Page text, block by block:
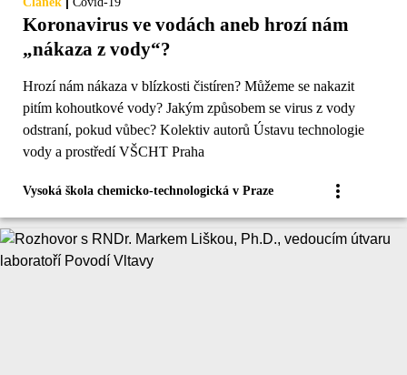
Koronavirus ve vodách aneb hrozí nám
„nákaza z vody“?
Hrozí nám nákaza v blízkosti čistíren? Můžeme se nakazit
pitím kohoutkové vody? Jakým způsobem se virus z vody
odstraní, pokud vůbec? Kolektiv autorů Ústavu technologie
vody a prostředí VŠCHT Praha
Vysoká škola chemicko-technologická v Praze